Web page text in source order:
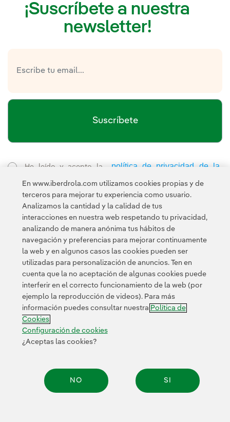
¡Suscríbete a nuestra
newsletter!
Suscríbete
He leído y acepto la
política de privacidad de la
Newsletter
Enlace externo, se abre en ventana nueva.
Esta página está protegida por reCAPTCHA y se aplican la
Política de privacidad y los
Contacta Clientes Política de Privacidad Información legal
Política de cookies Configuración de cookies Accesibilidad
Canal de denuncias
© 2026 Iberdrola, S.A. Reservados todos los derechos.
En www.iberdrola.com utilizamos cookies propias y de
terceros para mejorar tu experiencia como usuario.
Analizamos la cantidad y la calidad de tus
interacciones en nuestra web respetando tu privacidad,
analizando de manera anónima tus hábitos de
navegación y preferencias para mejorar continuamente
la web y en algunos casos las cookies pueden ser
utilizadas para personalización de anuncios. Ten en
cuenta que la no aceptación de algunas cookies puede
interferir en el correcto funcionamiento de la web (por
ejemplo la reproducción de videos). Para más
información puedes consultar nuestra Política de
Cookies
Configuración de cookies
¿Aceptas las cookies?
NO SI